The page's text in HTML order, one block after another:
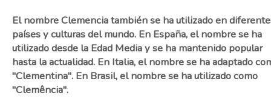
El nombre Clemencia también se ha utilizado en
países y culturas del mundo. En España, el nombre se ha
utilizado desde la Edad Media y se ha mantenido popular
hasta la actualidad. En Italia, el nombre se ha adaptado
"Clementina". En Brasil, el nombre se ha utilizado como
"Clemência".